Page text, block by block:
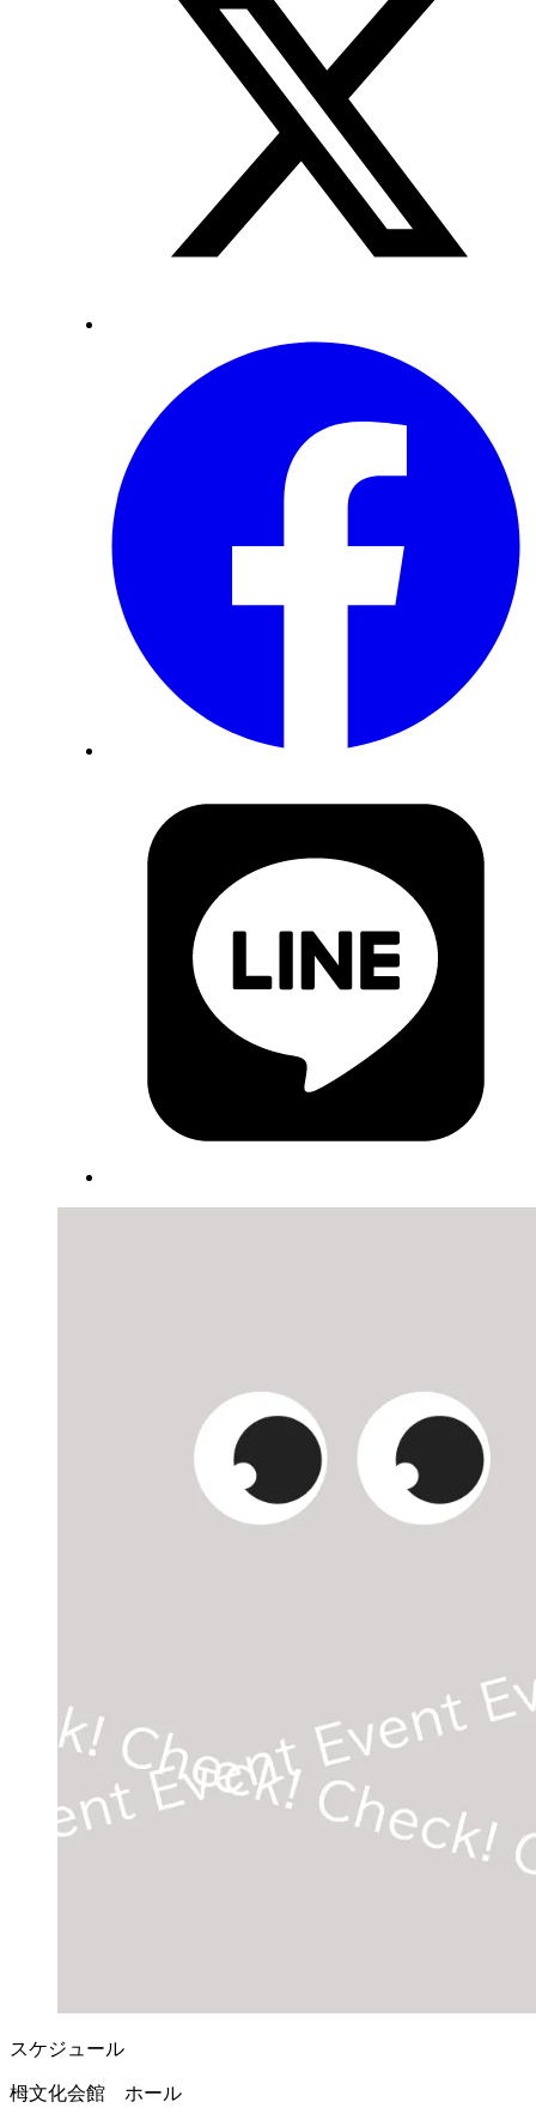
スケジュール
栂文化会館 ホール